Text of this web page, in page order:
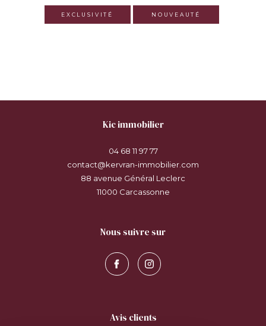
EXCLUSIVITÉ NOUVEAUTÉ
kic immobilier
04 68 11 97 77
contact@kervran-immobilier.com
88 avenue Général Leclerc
11000
carcassonne
nous suivre sur
avis clients